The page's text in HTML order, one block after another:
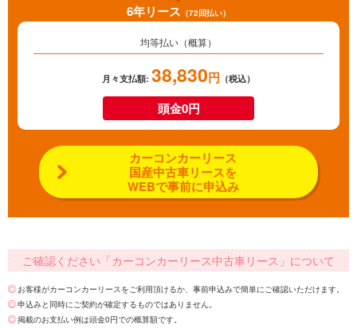
6年リース （72回払い）
均等払い（概算）
月々支払額: 38,830円 （税込）
頭金0円
カーコンカーリース
国産中古車リースを
WEBで事前に申込み
ご確認ください「カーコンカーリース中古車リース」について
お客様がカーコンカーリースをご利用頂けるか、事前申込みで簡単にご確認いただけます。
申込みと同時にご契約が確定するものではありません。
掲載のお支払い例は頭金0円での概算額です。